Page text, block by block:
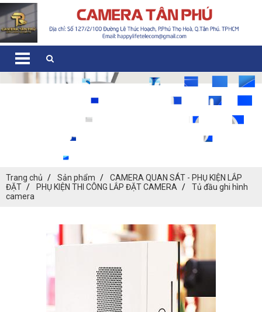
Trang chủ Sản phẩm
CAMERA QUAN SÁT - PHỤ KIỆN LẮP
ĐẶT
PHỤ KIỆN THI CÔNG LẮP ĐẶT CAMERA
Tủ đầu ghi hình
camera